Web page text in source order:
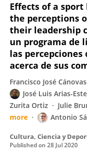
Effects of a
the perceptions
their leadership
un programa de
las
acerca de sus
Francisco José
José Luis Arias-
Zurita Ortiz
Julie
more
Antonio
Cultura, Ciencia y
Published on 28 Jul 2020